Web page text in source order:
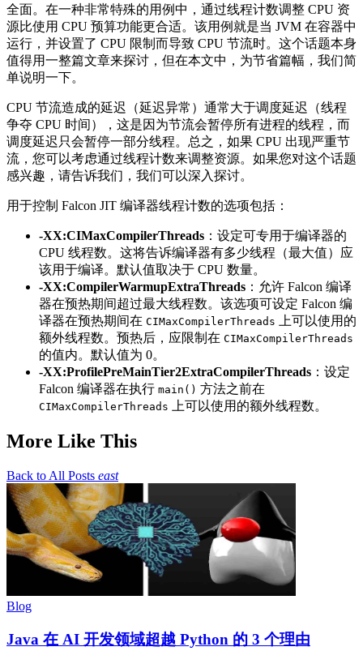
全面。在一种非常特殊的用例中，通过线程计数调整 CPU 资
源比使用 CPU 预算功能更合适。该用例就是当 JVM 在容器中
运行，并设置了 CPU 限制而导致 CPU 节流时。这个话题本身
值得用一整篇文章来探讨，但在本文中，为节省篇幅，我们简
单说明一下。
CPU 节流造成的延迟（延迟异常）通常大于调度延迟（线程
争夺 CPU 时间），这是因为节流会暂停所有进程的线程，而
调度延迟只会暂停一部分线程。总之，如果 CPU 出现严重节
流，您可以考虑通过线程计数来调整资源。如果您对这个话题
感兴趣，请告诉我们，我们可以深入探讨。
用于控制 Falcon JIT 编译器线程计数的选项包括：
-XX:CIMaxCompilerThreads ：设定可专用于编译器的
CPU 线程数。这将告诉编译器有多少线程（最大值）应
该用于编译。默认值取决于 CPU 数量。
-XX:CompilerWarmupExtraThreads ：允许 Falcon 编译
器在预热期间超过最大线程数。该选项可设定 Falcon 编
译器在预热期间在 CIMaxCompilerThreads
上可以使用的
额外线程数。预热后，应限制在 CIMaxCompilerThreads
的值内。默认值为 0。
-XX:ProfilePreMainTier2ExtraCompilerThreads ：设定
Falcon 编译器在执行 main() 方法之前在
CIMaxCompilerThreads 上可以使用的额外线程数。
More Like This
Back to All Posts east
Blog
Java 在 AI 开发领域超越 Python 的 3 个理由